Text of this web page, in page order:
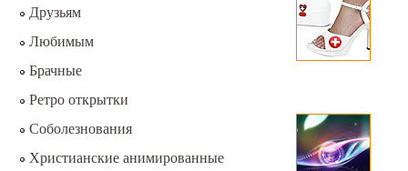
Друзьям
Любимым
Брачные
Ретро открытки
Соболезнования
Христианские анимированные